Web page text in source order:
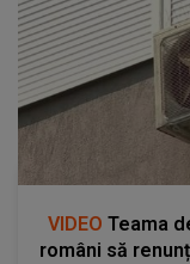
VIDEO Teama
români să